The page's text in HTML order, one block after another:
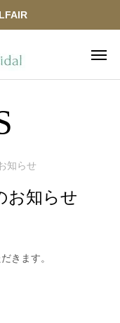
知らせ
お知らせ
きます。